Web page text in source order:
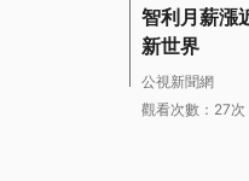
智利月薪漲
新世界
公視新聞網
觀看次數：27次